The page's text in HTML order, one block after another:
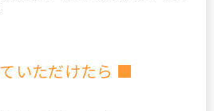
いただけたら ■